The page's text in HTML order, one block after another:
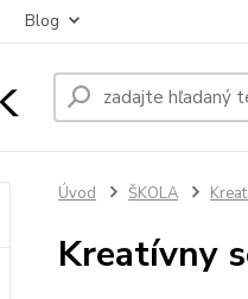
Blog
Úvod ŠKOLA
Kreatívny